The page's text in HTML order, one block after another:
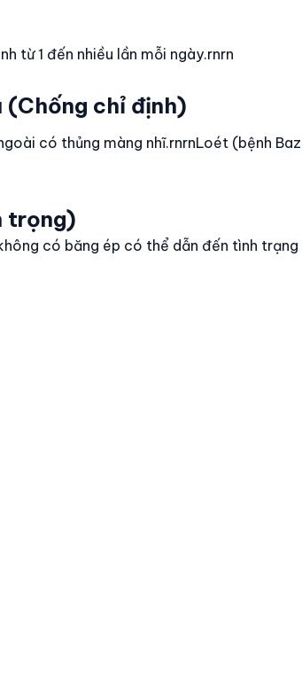
từ 1 đến nhiều lần mỗi ngày.rnrn
(Chống chỉ định)
có thủng màng nhĩ.rnrnLoét (bệnh
trọng)
có băng ép có thể dẫn đến tình